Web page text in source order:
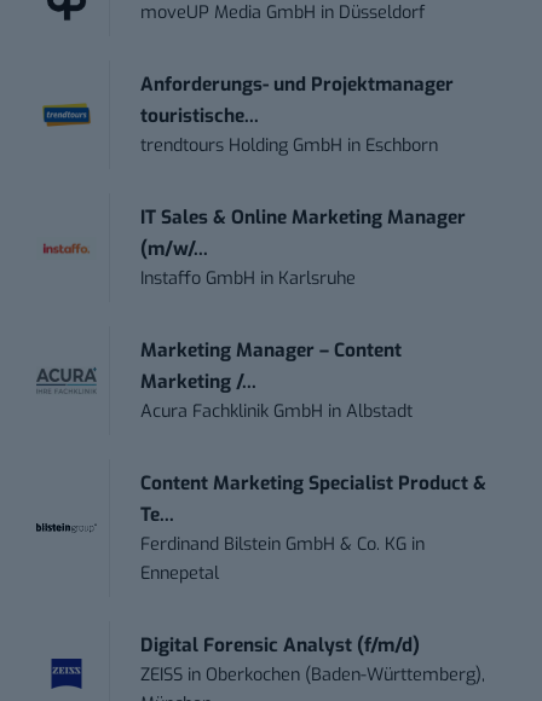
moveUP Media GmbH in Düsseldorf
Anforderungs- und Projektmanager
touristische...
trendtours Holding GmbH in Eschborn
IT Sales & Online Marketing Manager
(m/w/...
Instaffo GmbH in Karlsruhe
Marketing Manager – Content
Marketing /...
Acura Fachklinik GmbH inAlbstadt
Content Marketing Specialist Product &
Te...
Ferdinand Bilstein GmbH & Co. KG in
Ennepetal
Digital Forensic Analyst (f/m/d)
ZEISS in Oberkochen (Baden-Württemberg),